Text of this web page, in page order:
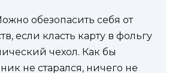
обезопасить себя от
если класть карту в фольгу
чехол. Как бы
не старался, ничего не